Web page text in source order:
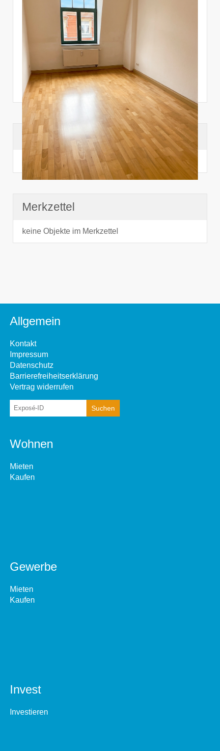
Suchhistorie
noch nichts angesehen
Merkzettel
keine Objekte im Merkzettel
Allgemein
Kontakt
Impressum
Datenschutz
Barrierefreiheitserklärung
Vertrag widerrufen
Wohnen
Mieten
Kaufen
Gewerbe
Mieten
Kaufen
Invest
Investieren